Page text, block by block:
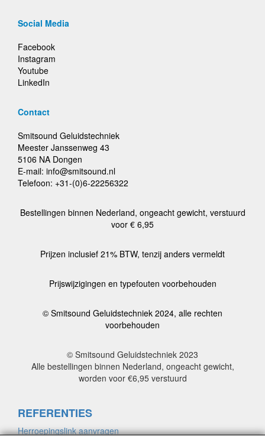
Social Media
Facebook
Instagram
Youtube
LinkedIn
Contact
Smitsound Geluidstechniek
Meester Janssenweg 43
5106 NA Dongen
E-mail: info@smitsound.nl
Telefoon: +31-(0)6-22256322
Bestellingen binnen Nederland, ongeacht gewicht, verstuurd
voor € 6,95
Prijzen inclusief 21% BTW, tenzij anders vermeldt
Prijswijzigingen en typefouten voorbehouden
© Smitsound Geluidstechniek 2024, alle rechten
voorbehouden
© Smitsound Geluidstechniek 2023
Alle bestellingen binnen Nederland, ongeacht gewicht,
worden voor €6,95 verstuurd
REFERENTIES
Herroepingslink aanvragen